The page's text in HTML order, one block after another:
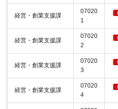
経営・創業支援課
07020
1
経営・創業支援課
07020
2
経営・創業支援課
07020
3
経営・創業支援課
07020
4